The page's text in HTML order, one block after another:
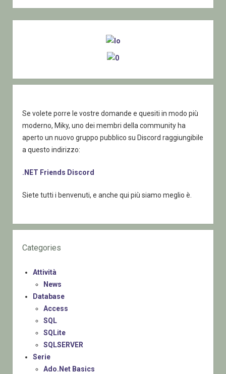
Se volete porre le vostre domande e quesiti in modo più
moderno, Miky, uno dei membri della community ha
aperto un nuovo gruppo pubblico su Discord raggiungibile
a questo indirizzo:
.NET Friends Discord
Siete tutti i benvenuti, e anche qui più siamo meglio è.
Categories
Attività
News
Database
Access
SQL
SQLite
SQLSERVER
Serie
Ado.Net Basics